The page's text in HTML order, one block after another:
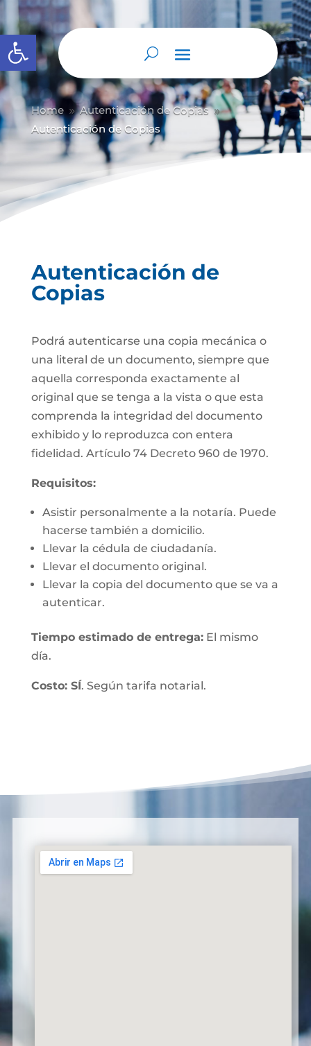
Abrir barra de herramientas
Home 9 Autenticación de Copias 9
Autenticación de Copias
Autenticación de
Copias
Podrá autenticarse una copia mecánica o
una literal de un documento, siempre que
aquella corresponda exactamente al
original que se tenga a la vista o que esta
comprenda la integridad del documento
exhibido y lo reproduzca con entera
fidelidad. Artículo 74 Decreto 960 de 1970.
Requisitos:
Asistir personalmente a la notaría. Puede
hacerse también a domicilio.
Llevar la cédula de ciudadanía.
Llevar el documento original.
Llevar la copia del documento que se va a
autenticar.
Tiempo estimado de entrega:El mismo
día.
Costo: SÍ. Según tarifa notarial.